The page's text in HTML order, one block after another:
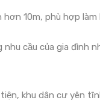
hơn 10m, phù hợp
cầu của gia đình
khu dân cư yên